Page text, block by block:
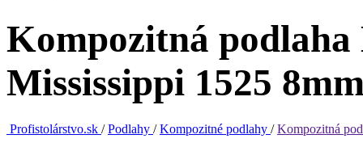
Kompozitná
Mississippi 1525
Profistolárstvo.sk / Podlahy / Kompozitné podlahy / Kompozitná